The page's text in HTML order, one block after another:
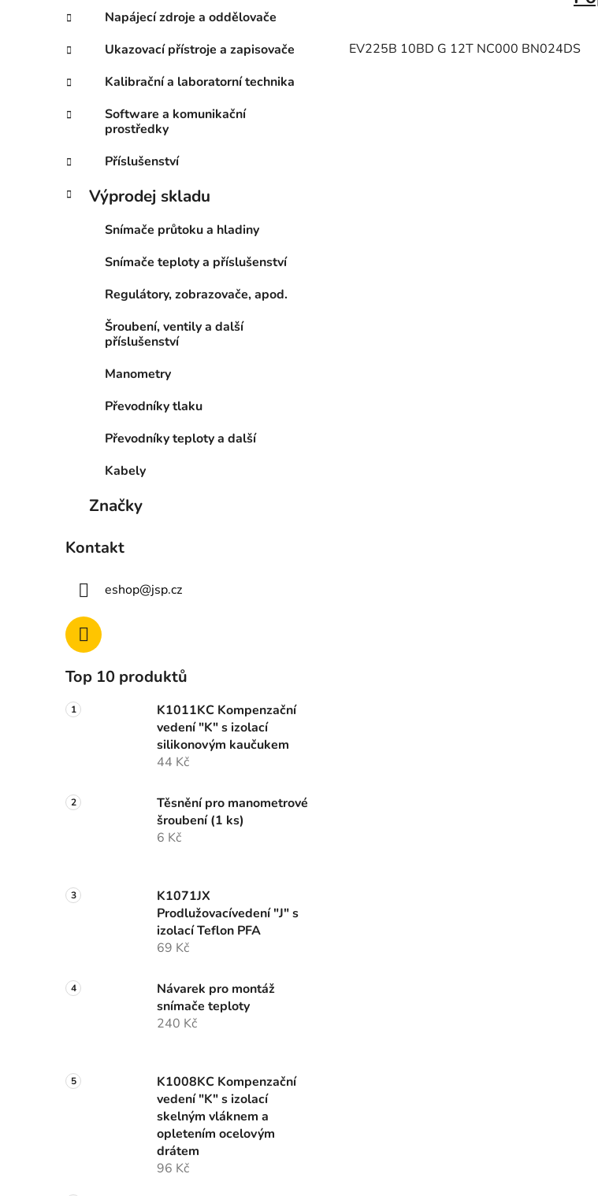
Napájecí zdroje a oddělovače
Ukazovací přístroje a zapisovače
Kalibrační a laboratorní technika
Software a komunikační
prostředky
Příslušenství
Výprodej skladu
Snímače průtoku a hladiny
Snímače teploty a příslušenství
Regulátory, zobrazovače, apod.
Šroubení, ventily a další
příslušenství
Manometry
Převodníky tlaku
Převodníky teploty a další
Kabely
Značky
Kontakt
eshop@jsp.cz
Top 10 produktů
K1011KC Kompenzační
vedení "K" s izolací
silikonovým kaučukem
44 Kč
Těsnění pro manometrové
šroubení (1 ks)
6 Kč
K1071JX
Prodlužovacívedení "J" s
izolací Teflon PFA
69 Kč
Návarek pro montáž
snímače teploty
240 Kč
K1008KC Kompenzační
vedení "K" s izolací
skelným vláknem a
opletením ocelovým
drátem
96 Kč
EV225B 10BD G 12T NC000 BN024DS